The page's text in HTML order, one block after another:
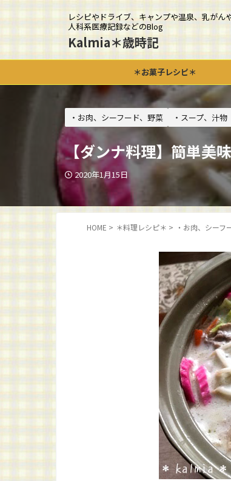
レシピやドライブ、キャンプや温泉、乳がん
人科系医療記録などのBlog
Kalmia＊歳時記
＊お菓子レシピ＊
・お肉、シーフード、野菜 ・スープ、汁物
【ダンナ料理】簡単美
2020年1月15日
HOME > ＊料理レシピ＊ > ・お肉、シーフ